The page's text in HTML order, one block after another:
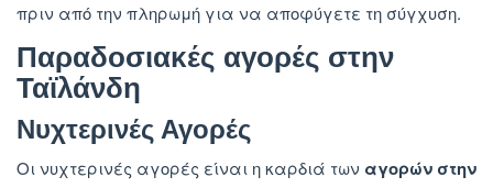
πριν από την πληρωμή για να αποφύγετε τη σύγχυση.
Παραδοσιακές αγορές στην
Ταϊλάνδη
Νυχτερινές Αγορές
Οι νυχτερινές αγορές είναι η καρδιά των αγορών στην